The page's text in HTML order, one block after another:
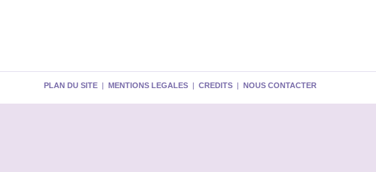
PLAN DU SITE | MENTIONS LEGALES | CREDITS | NOUS CONTACTER